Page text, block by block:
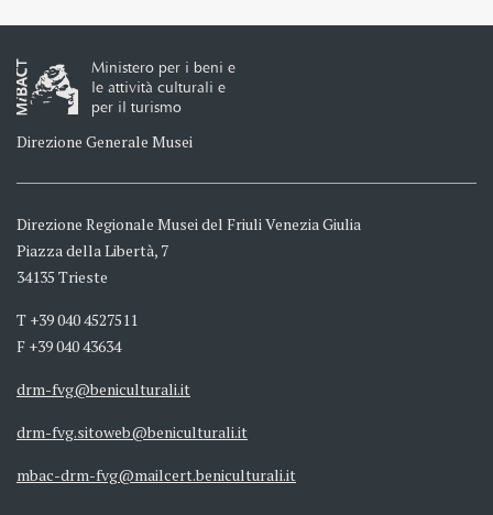
Ministero per i beni e
le attività culturali e
per il turismo
Direzione Generale Musei
Direzione Regionale Musei del Friuli Venezia Giulia
Piazza della Libertà, 7
34135 Trieste
T +39 040 4527511
F +39 040 43634
drm-fvg@beniculturali.it
drm-fvg.sitoweb@beniculturali.it
mbac-drm-fvg@mailcert.beniculturali.it